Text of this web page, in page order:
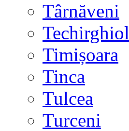
Târnăveni
Techirghiol
Timișoara
Tinca
Tulcea
Turceni